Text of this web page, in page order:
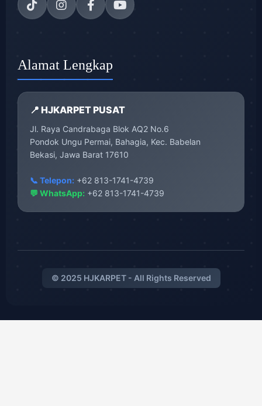
Alamat Lengkap
📍 HJKARPET PUSAT
Jl. Raya Candrabaga Blok AQ2 No.6
Pondok Ungu Permai, Bahagia, Kec. Babelan
Bekasi, Jawa Barat 17610
📞 Telepon: +62 813-1741-4739
💬 WhatsApp: +62 813-1741-4739
© 2025 HJKARPET - All Rights Reserved